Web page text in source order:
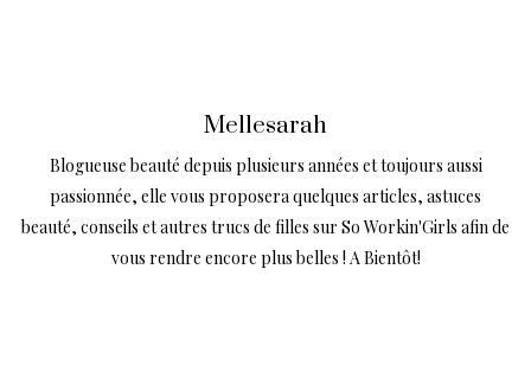
Mellesarah
Blogueuse beauté depuis plusieurs années et toujours aussi
passionnée, elle vous proposera quelques articles, astuces
beauté, conseils et autres trucs de filles sur So Workin'Girls afin de
vous rendre encore plus belles ! A Bientôt!